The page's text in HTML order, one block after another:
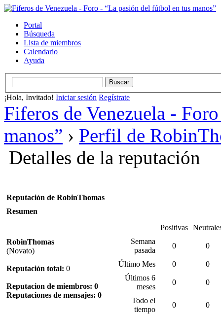
Portal
Búsqueda
Lista de miembros
Calendario
Ayuda
¡Hola, Invitado! Iniciar sesión Regístrate
Fiferos de Venezuela -
manos” › Perfil de
Detalles de la reputación
Reputación de RobinThomas
Resumen
RobinThomas
(Novato)
Reputación total: 0
Reputacion de miembros: 0
Reputaciones de mensajes: 0
Positivas
Semana
pasada
0 0
Último Mes 0
0
Últimos 6
meses
0 0
Todo el
tiempo
0 0